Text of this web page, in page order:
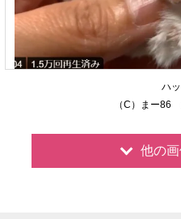
ハ
（C）まー86
他の